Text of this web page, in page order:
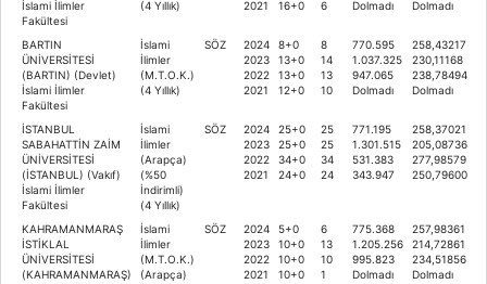
İslami İlimler
Fakültesi
(4 Yıllık)
2021
16+0
6
Dolmadı
Dolmadı
BARTIN
ÜNİVERSİTESİ
(BARTIN) (Devlet)
İslami İlimler
Fakültesi
İslami
İlimler
(M.T.O.K.)
(4 Yıllık)
SÖZ
2024
2023
2022
2021
8+0
13+0
13+0
12+0
8
14
13
10
770.595
1.037.325
947.065
Dolmadı
258,43217
230,11168
238,78494
Dolmadı
İSTANBUL
SABAHATTİN ZAİM
ÜNİVERSİTESİ
(İSTANBUL) (Vakıf)
İslami İlimler
Fakültesi
İslami
İlimler
(Arapça)
(%50
İndirimli)
(4 Yıllık)
SÖZ
2024
2023
2022
2021
25+0
25+0
34+0
24+0
25
25
34
24
771.195
1.301.515
531.383
343.947
258,37021
205,08736
277,98579
250,79600
KAHRAMANMARAŞ
İSTİKLAL
ÜNİVERSİTESİ
(KAHRAMANMARAŞ)
İslami
İlimler
(M.T.O.K.)
(Arapça)
SÖZ
2024
2023
2022
2021
5+0
10+0
10+0
10+0
6
13
10
1
775.368
1.205.256
995.823
Dolmadı
257,98361
214,72861
234,51856
Dolmadı